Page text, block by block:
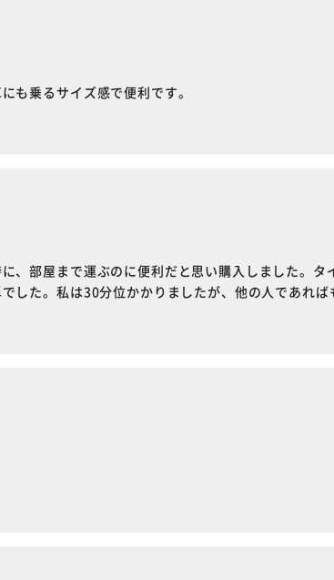
も乗るサイズ感で便利です。
、部屋まで運ぶのに便利だと思い購入しました。タ
した。私は30分位かかりましたが、他の人であれば